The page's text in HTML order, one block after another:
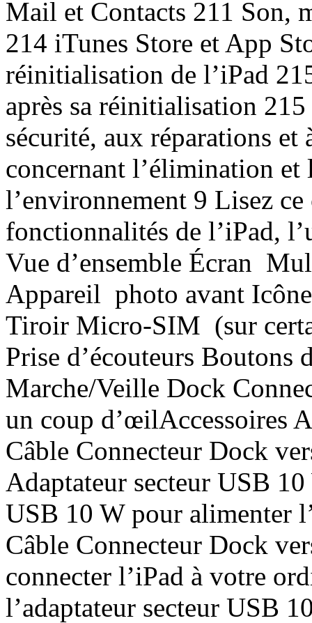
Mail et Contacts 211 Son,
214 iTunes Store et App
réinitialisation de l’iPad
après sa réinitialisation
sécurité, aux réparations et
concernant l’élimination
l’environnement 9 Lisez
fonctionnalités de l’iPad,
Vue d’ensemble Écran
Appareil photo avant
Tiroir Micro-SIM (sur
Prise d’écouteurs
Marche/Veille Dock
un coup d’œilAccessoires
Câble Connecteur Dock
Adaptateur secteur USB
USB 10 W pour alimenter
Câble Connecteur Dock
connecter l’iPad à votre
l’adaptateur secteur USB